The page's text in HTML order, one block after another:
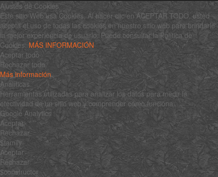
Ajustes de Cookies
Este sitio Web usa Cookies. Al hacer clic en ACEPTAR TODO, usted
acepta el uso de todas las cookies en nuestro sitio web para brindarle
la mejor experiencia de usuario. Puede consultar la Política de
Cookies: MÁS INFORMACIÓN
Aceptar todo
Rechazar todo
Más información
Analíticas
Herramientas utilizadas para analizar los datos para medir la
efectividad de un sitio web y comprender cómo funciona.
Google Analytics
Aceptar
Rechazar
$family
Aceptar
Rechazar
$constructor